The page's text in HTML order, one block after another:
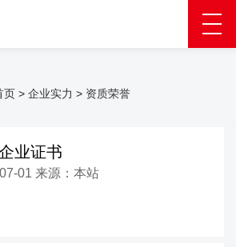
页 > 企业实力 > 资质荣誉
业证书
01 来源：本站